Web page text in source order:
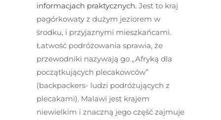
informacjach praktycznych. Jest to kraj
pagórkowaty z dużym jeziorem w
środku, i przyjaznymi mieszkańcami.
Łatwość podróżowania sprawia, że
przewodniki nazywają go „Afryką dla
początkujących plecakowców”
(backpackers- ludzi podróżujących z
plecakami). Malawi jest krajem
niewielkim i znaczną jego część zajmuje